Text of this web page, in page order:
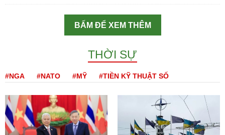
BẤM ĐỂ XEM THÊM
THỜI SỰ
#NGA #NATO #MỸ #TIỀN KỸ THUẬT SỐ